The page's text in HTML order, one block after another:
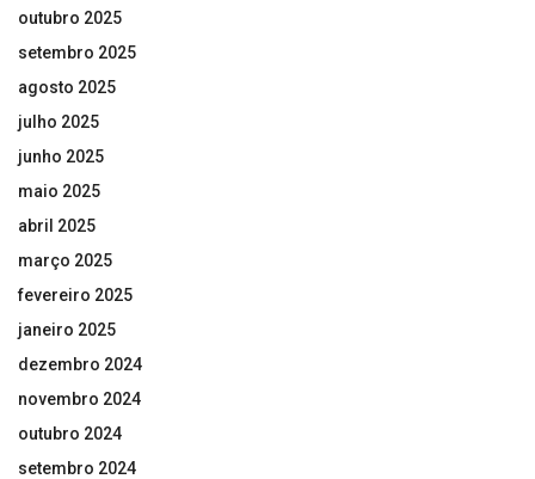
outubro 2025
setembro 2025
agosto 2025
julho 2025
junho 2025
maio 2025
abril 2025
março 2025
fevereiro 2025
janeiro 2025
dezembro 2024
novembro 2024
outubro 2024
setembro 2024